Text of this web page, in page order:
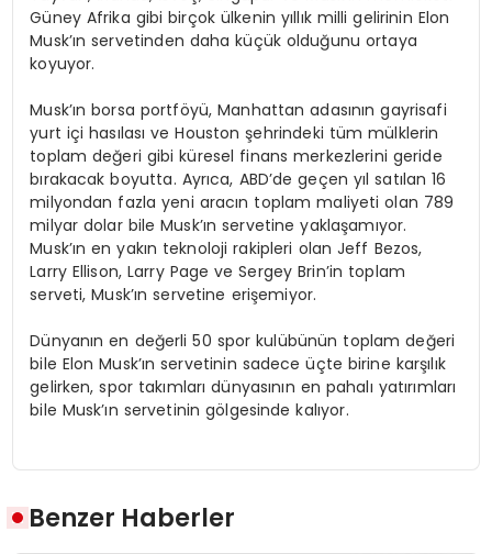
Güney Afrika gibi birçok ülkenin yıllık milli gelirinin Elon
Musk’ın servetinden daha küçük olduğunu ortaya
koyuyor.
Musk’ın borsa portföyü, Manhattan adasının gayrisafi
yurt içi hasılası ve Houston şehrindeki tüm mülklerin
toplam değeri gibi küresel finans merkezlerini geride
bırakacak boyutta. Ayrıca, ABD’de geçen yıl satılan 16
milyondan fazla yeni aracın toplam maliyeti olan 789
milyar dolar bile Musk’ın servetine yaklaşamıyor.
Musk’ın en yakın teknoloji rakipleri olan Jeff Bezos,
Larry Ellison, Larry Page ve Sergey Brin’in toplam
serveti, Musk’ın servetine erişemiyor.
Dünyanın en değerli 50 spor kulübünün toplam değeri
bile Elon Musk’ın servetinin sadece üçte birine karşılık
gelirken, spor takımları dünyasının en pahalı yatırımları
bile Musk’ın servetinin gölgesinde kalıyor.
Benzer Haberler